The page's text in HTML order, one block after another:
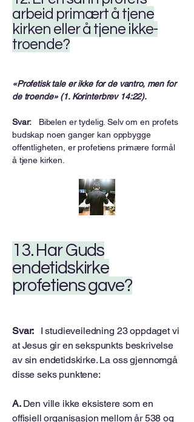
arbeid primært å tjene
kirken eller å tjene ikke-
troende?
«Profetisk tale er ikke for de vantro, men for
de troende» (1. Korinterbrev 14:22).
Svar: Bibelen er tydelig. Selv om en profets
budskap noen ganger kan oppbygge
offentligheten, er profetiens primære formål
å tjene kirken.
13. Har Guds
endetidskirke
profetiens gave?
Svar:
I studieveiledning 23 oppdaget vi
at Jesus gir en sekspunkts beskrivelse
av sin endetidskirke. La oss gjennomgå
disse seks punktene:
A. Den ville ikke eksistere som en
offisiell organisasjon mellom år 538 og